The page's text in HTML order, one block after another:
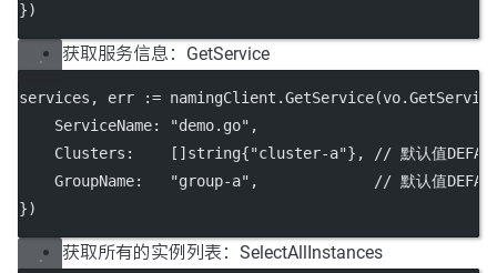
})
获取服务信息：GetService
services, err := namingClient.GetService
    ServiceName:
"demo.go" ,
    Clusters:    []
string{"cluster-a"},
// 默认值
    GroupName:
"group-a" ,
// 默认值
})
获取所有的实例列表：SelectAllInstances